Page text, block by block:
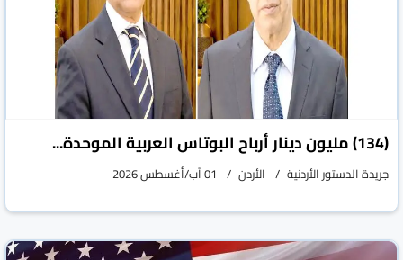
(134) مليون دينار أرباح البوتاس العربية الموحدة...
جريدة الدستور الأردنية الأردن 01 آب/أغسطس 2026